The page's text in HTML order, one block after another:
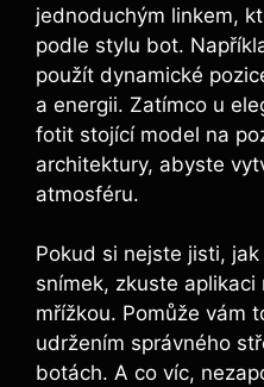
jednoduchým linkem,
podle stylu bot.
použít dynamické
a energii. Zatímco u
fotit stojící model na
architektury, abyste
atmosféru.
Pokud si nejste jisti,
snímek, zkuste
mřížkou. Pomůže vám
udržením správného
botách. A co víc,